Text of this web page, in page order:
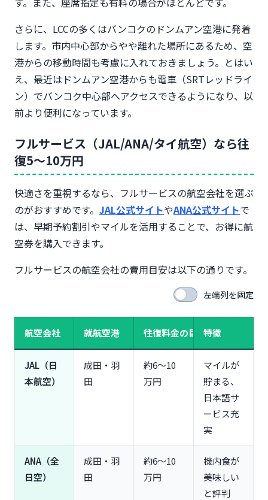
さらに、LCCの多くはバンコクのドンムアン空港に発着
します。市内中心部からやや離れた場所にあるため、空
港からの移動時間も考慮に入れておきましょう。とはい
え、最近はドンムアン空港からも電車（SRTレッドライ
ン）でバンコク中心部へアクセスできるようになり、以
前より便利になっています。
フルサービス（JAL/ANA/タイ航空）なら往
復5〜10万円
快適さを重視するなら、フルサービスの航空会社を選ぶ
のがおすすめです。 JAL公式サイトやANA公式サイトで
は、早期予約割引やマイルを活用することで、お得に航
空券を購入できます。
フルサービスの航空会社の費用目安は以下の通りです。
左端列を固定
航空会社 就航空港 往復料金の目安特徴
JAL（日
本航空）
成田・羽
田
約6〜10
万円
マイルが
貯まる、
日本語サ
ービス充
実
ANA（全
日空）
成田・羽
田
約6〜10
万円
機内食が
美味しい
と評判